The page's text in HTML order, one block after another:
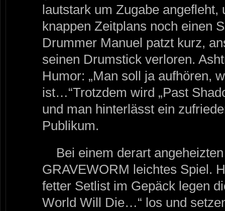
lautstark um Zugabe angefleht,
knappen Zeitplans noch einen
Drummer Manuel patzt kurz,
seinen Drumstick verloren.
Humor: „Man soll ja aufhören,
ist…“Trotzdem wird „Past
und man hinterlässt ein
Publikum.
Bei einem derart
GRAVEWORM leichtes Spiel.
fetter Setlist im Gepäck legen
World Will Die…“ los und